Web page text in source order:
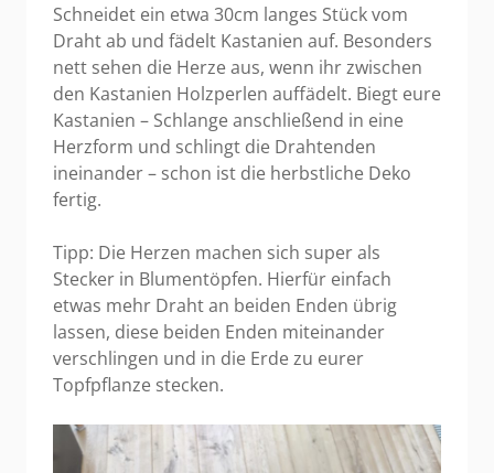
Schneidet ein etwa 30cm langes Stück vom
Draht ab und fädelt Kastanien auf. Besonders
nett sehen die Herze aus, wenn ihr zwischen
den Kastanien Holzperlen auffädelt. Biegt eure
Kastanien – Schlange anschließend in eine
Herzform und schlingt die Drahtenden
ineinander – schon ist die herbstliche Deko
fertig.
Tipp: Die Herzen machen sich super als
Stecker in Blumentöpfen. Hierfür einfach
etwas mehr Draht an beiden Enden übrig
lassen, diese beiden Enden miteinander
verschlingen und in die Erde zu eurer
Topfpflanze stecken.